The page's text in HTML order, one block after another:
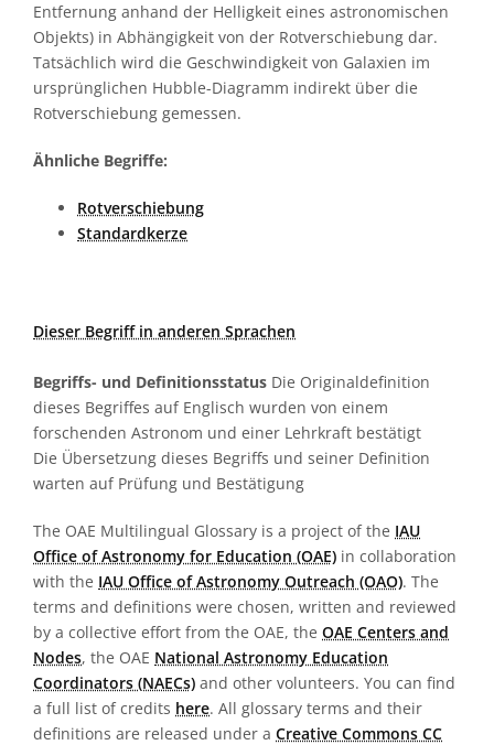
Entfernung anhand der Helligkeit eines astronomischen
Objekts) in Abhängigkeit von der Rotverschiebung dar.
Tatsächlich wird die Geschwindigkeit von Galaxien im
ursprünglichen Hubble-Diagramm indirekt über die
Rotverschiebung gemessen.
Ähnliche Begriffe:
Rotverschiebung
Standardkerze
Dieser Begriff in anderen Sprachen
Begriffs- und Definitionsstatus Die Originaldefinition
dieses Begriffes auf Englisch wurden von einem
forschenden Astronom und einer Lehrkraft bestätigt
Die Übersetzung dieses Begriffs und seiner Definition
warten auf Prüfung und Bestätigung
The OAE Multilingual Glossary is a project of the IAU
Office of Astronomy for Education (OAE) in collaboration
with the IAU Office of Astronomy Outreach (OAO). The
terms and definitions were chosen, written and reviewed
by a collective effort from the OAE, the OAE Centers and
Nodes, the OAE National Astronomy Education
Coordinators (NAECs) and other volunteers. You can find
a full list of credits here. All glossary terms and their
definitions are released under a Creative Commons CC